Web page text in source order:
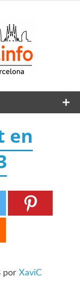
en
porXaviC